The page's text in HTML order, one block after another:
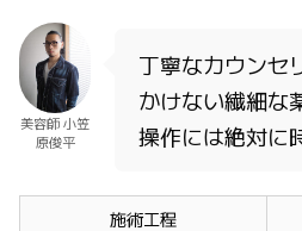
美容師 小笠
原俊平
丁寧なカウンセ
かけない繊細な
操作には絶対に
施術工程